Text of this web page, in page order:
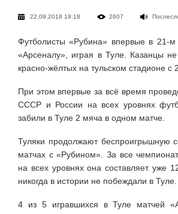
22.09.2018 19:18 2607
Футболисты «Рубина» впервые в 21-м
«Арсеналу», играя в Туле. Казанцы
красно-жёлтых на тульском стадионе с
При этом впервые за всё время
СССР и России на всех уровнях
забили в Туле 2 мяча в одном матче.
Туляки продолжают беспроигрышную
матчах с «Рубином». За все
на всех уровнях она составляет уже
никогда в истории не побеждали в Туле.
4 из 5 игравшихся в Туле матчей